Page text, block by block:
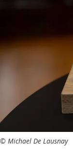
© Michael De Lausnay